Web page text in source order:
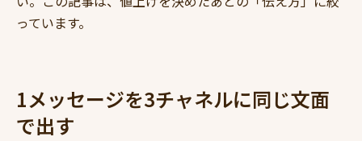
っています。
1メッセージを3チャネルに同じ文面
で出す